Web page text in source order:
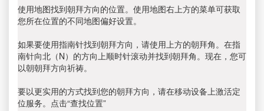
使用地图找到朝拜方向的位置。使用地图右上方的菜单可获取
您所在位置的不同地图偏好设置。
如果要使用指南针找到朝拜方向，请使用上方的朝拜角。在指
南针向北（N）的方向上顺时针滚动并找到朝拜角。现在，您可
以朝朝拜方向祈祷。
要以更实用的方式找到您的朝拜方向，请在移动设备上激活定
位服务。点击“查找位置”